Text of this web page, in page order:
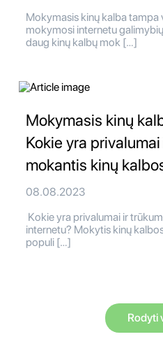
Mokymasis kinų kalba tampa
mokymosi internetu
daug kinų kalbų mok […]
Mokymasis kinų
Kokie yra
mokantis kinų
08.08.2023
Kokie yra privalumai ir
internetu? Mokytis kinų
populi […]
Rodyti